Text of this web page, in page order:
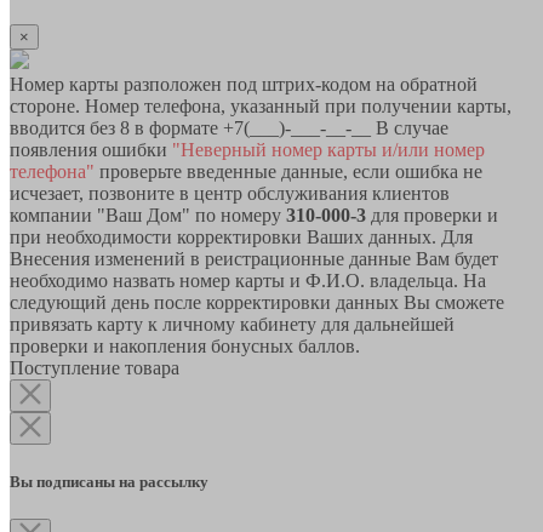
×
Номер карты разположен под штрих-кодом на обратной
стороне. Номер телефона, указанный при получении карты,
вводится без 8 в формате +7(___)-___-__-__ В случае
появления ошибки "Неверный номер карты и/или номер
телефона" проверьте введенные данные, если ошибка не
исчезает, позвоните в центр обслуживания клиентов
компании "Ваш Дом" по номеру 310-000-3 для проверки и
при необходимости корректировки Ваших данных. Для
Внесения изменений в реистрационные данные Вам будет
необходимо назвать номер карты и Ф.И.О. владельца. На
следующий день после корректировки данных Вы сможете
привязать карту к личному кабинету для дальнейшей
проверки и накопления бонусных баллов.
Поступление товара
Вы подписаны на рассылку